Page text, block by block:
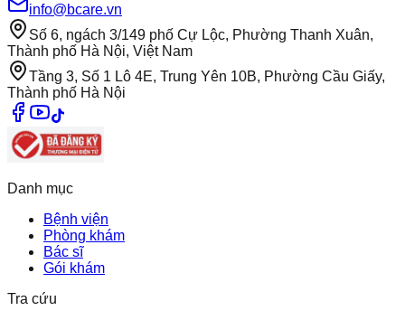
info@bcare.vn
Số 6, ngách 3/149 phố Cự Lộc, Phường Thanh Xuân,
Thành phố Hà Nội, Việt Nam
Tầng 3, Số 1 Lô 4E, Trung Yên 10B, Phường Cầu Giấy,
Thành phố Hà Nội
Danh mục
Bệnh viện
Phòng khám
Bác sĩ
Gói khám
Tra cứu